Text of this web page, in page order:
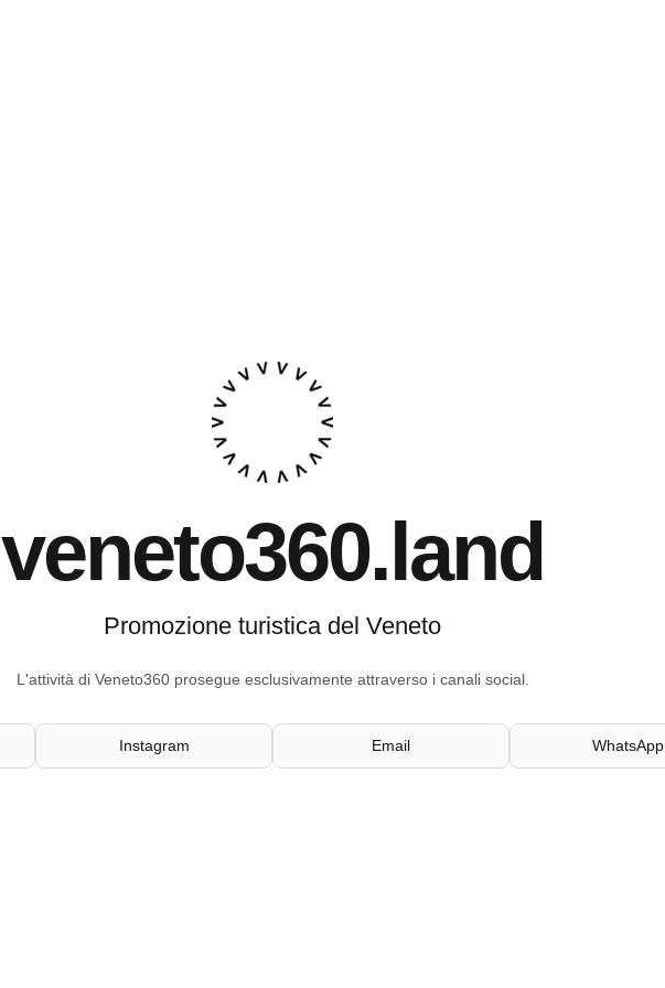
veneto360.land
Promozione turistica del Veneto
L'attività di Veneto360 prosegue esclusivamente attraverso i canali social.
Instagram Email WhatsApp